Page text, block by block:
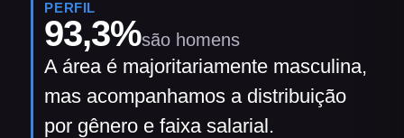
PERFIL
93,3%são homens
A área é majoritariamente masculina,
mas acompanhamos a distribuição
por gênero e faixa salarial.